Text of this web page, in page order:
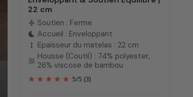
22 cm
compress Soutien : Ferme
bedtime Accueil : Enveloppant
height Epaisseur du matelas : 22 cm
texture Housse (Coutil) : 74% polyester,
26% viscose de bambou
5/5 (3)